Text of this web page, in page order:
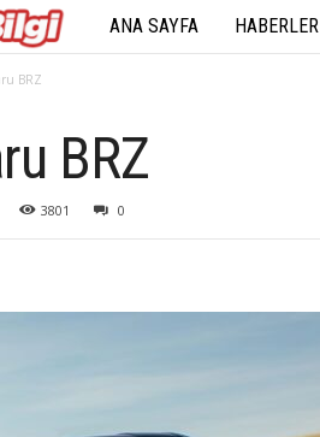
b
a
ANA SAYFA HABERLER
BRZ
BRZ
3801 0